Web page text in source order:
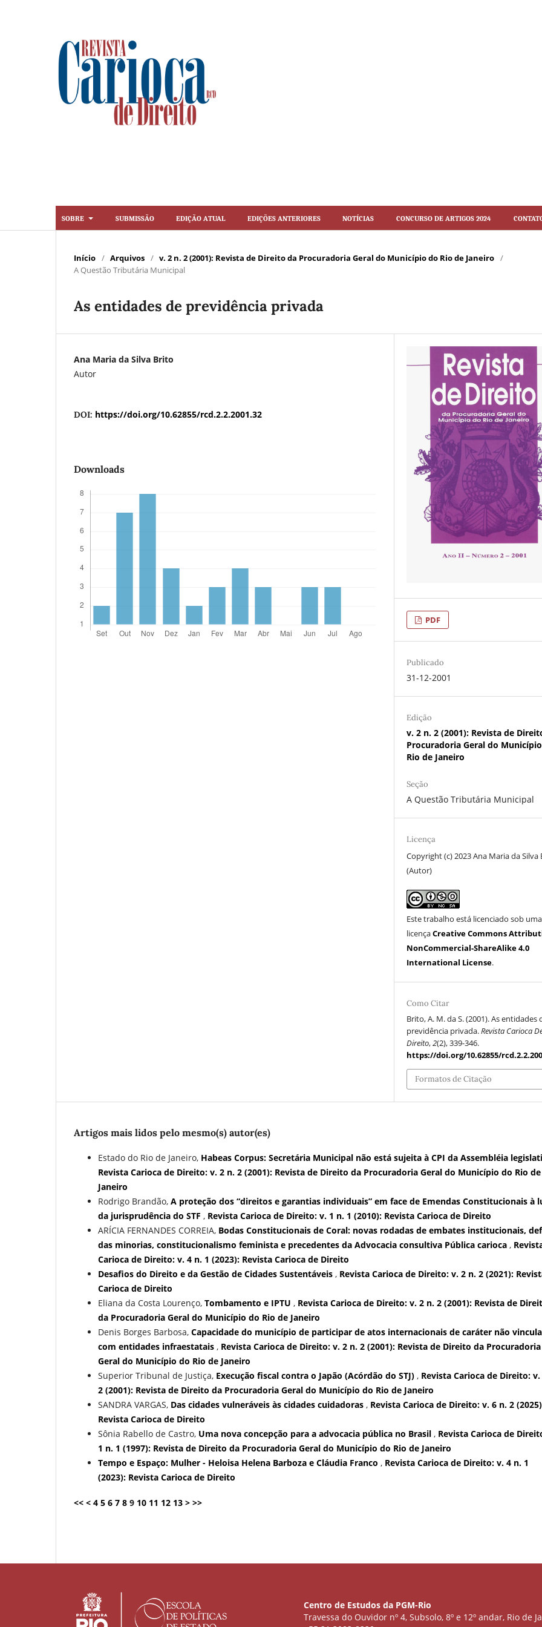
Sobre Submissão Edição Atual Edições Anteriores Notícias Concurso de artigos 2024
Início / Arquivos / v. 2 n. 2 (2001): Revista de Direito da Procuradoria Geral do Município do Rio de Janeiro /
A Questão Tributária Municipal
As entidades de previdência privada
Ana Maria da Silva Brito
Autor
DOI: https://doi.org/10.62855/rcd.2.2.2001.32
Downloads
PDF
Publicado
31-12-2001
Edição
v. 2 n. 2 (2001): Revista de
Procuradoria Geral do
Rio de Janeiro
Seção
A Questão Tributária Municipal
Licença
Copyright (c) 2023 Ana Maria da Silva
(Autor)
Este trabalho está licenciado sob uma
licençaCreative Commons
NonCommercial-ShareAlike 4.0
International License.
Como Citar
Brito, A. M. da S. (2001). As entidades
previdência privada.Revista Carioca
Direito,2(2), 339-346.
https://doi.org/10.62855/
Formatos de Citação
Artigos mais lidos pelo mesmo(s) autor(es)
Estado do Rio de Janeiro, Habeas Corpus: Secretária Municipal não está sujeita à CPI da Assembléia
Revista Carioca de Direito: v. 2 n. 2 (2001): Revista de Direito da Procuradoria Geral do Município do Rio de
Janeiro
Rodrigo Brandão, A proteção dos “direitos e garantias individuais” em face de Emendas Constitucionais à
da jurisprudência do STF , Revista Carioca de Direito: v. 1 n. 1 (2010): Revista Carioca de Direito
ARÍCIA FERNANDES CORREIA, Bodas Constitucionais de Coral: novas rodadas de embates institucionais,
das minorias, constitucionalismo feminista e precedentes da Advocacia consultiva Pública carioca ,
Carioca de Direito: v. 4 n. 1 (2023): Revista Carioca de Direito
Desafios do Direito e da Gestão de Cidades Sustentáveis , Revista Carioca de Direito: v. 2 n. 2 (2021):
Carioca de Direito
Eliana da Costa Lourenço, Tombamento e IPTU , Revista Carioca de Direito: v. 2 n. 2 (2001): Revista de
da Procuradoria Geral do Município do Rio de Janeiro
Denis Borges Barbosa, Capacidade do município de participar de atos internacionais de caráter não
com entidades infraestatais , Revista Carioca de Direito: v. 2 n. 2 (2001): Revista de Direito da Procuradoria
Geral do Município do Rio de Janeiro
Superior Tribunal de Justiça, Execução fiscal contra o Japão (Acórdão do STJ) , Revista Carioca de Direito:
2 (2001): Revista de Direito da Procuradoria Geral do Município do Rio de Janeiro
SANDRA VARGAS, Das cidades vulneráveis às cidades cuidadoras , Revista Carioca de Direito: v. 6 n. 2
Revista Carioca de Direito
Sônia Rabello de Castro, Uma nova concepção para a advocacia pública no Brasil , Revista Carioca de
1 n. 1 (1997): Revista de Direito da Procuradoria Geral do Município do Rio de Janeiro
Tempo e Espaço: Mulher - Heloisa Helena Barboza e Cláudia Franco , Revista Carioca de Direito: v. 4 n. 1
(2023): Revista Carioca de Direito
<< < 4 5 6 7 8 9 10 11 12 13 > >>
Centro de Estudos da PGM-Rio
Travessa do Ouvidor nº 4, Subsolo, 8º e 12º andar, Rio de